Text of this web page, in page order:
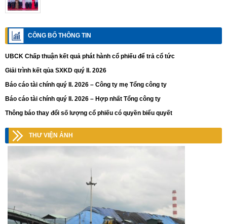
CÔNG BỐ THÔNG TIN
UBCK Chấp thuận kết quả phát hành cổ phiếu để trả cổ tức
Giải trình kết qủa SXKD quý II. 2026
Báo cáo tài chính quý II. 2026 – Công ty mẹ Tổng công ty
Báo cáo tài chính quý II. 2026 – Hợp nhất Tổng công ty
Thông báo thay đổi số lượng cổ phiếu có quyền biểu quyết
THƯ VIỆN ẢNH